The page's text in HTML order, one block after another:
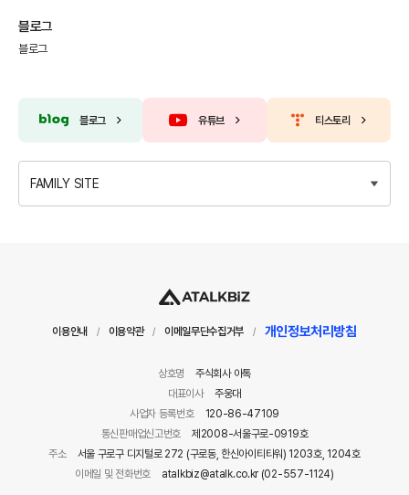
블로그
블로그
블로그 유튜브 티스토리
FAMILY SITE
이용안내 / 이용약관 / 이메일무단수집거부 / 개인정보처리방침
상호명
주식회사 아톡
대표이사
주웅대
사업자 등록번호
120-86-47109
통신판매업신고번호
제2008-서울구로-0919호
주소
서울 구로구 디지털로 272 (구로동, 한신아이티타워) 1203호, 1204호
이메일 및 전화번호
atalkbiz@atalk.co.kr (02-557-1124)